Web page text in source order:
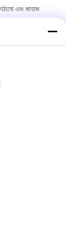
এবং জাহাজ
সামুদ্রিক ডক
এবং দুর্দান্ত স্থায়িত্ব